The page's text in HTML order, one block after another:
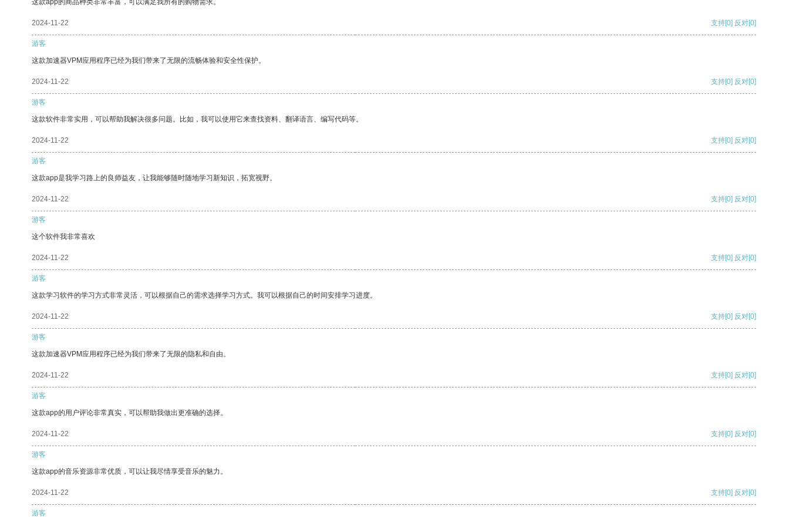
这款app的商品种类非常丰富，可以满足我所有的购物需求。
2024-11-22 支持[0] 反对[0]
游客
这款加速器VPM应用程序已经为我们带来了无限的流畅体验和安全性保护。
2024-11-22 支持[0] 反对[0]
游客
这款软件非常实用，可以帮助我解决很多问题。比如，我可以使用它来查找资料、翻译语言、编写代码等。
2024-11-22 支持[0] 反对[0]
游客
这款app是我学习路上的良师益友，让我能够随时随地学习新知识，拓宽视野。
2024-11-22 支持[0] 反对[0]
游客
这个软件我非常喜欢
2024-11-22 支持[0] 反对[0]
游客
这款学习软件的学习方式非常灵活，可以根据自己的需求选择学习方式。我可以根据自己的时间安排学习进度。
2024-11-22 支持[0] 反对[0]
游客
这款加速器VPM应用程序已经为我们带来了无限的隐私和自由。
2024-11-22 支持[0] 反对[0]
游客
这款app的用户评论非常真实，可以帮助我做出更准确的选择。
2024-11-22 支持[0] 反对[0]
游客
这款app的音乐资源非常优质，可以让我尽情享受音乐的魅力。
2024-11-22 支持[0] 反对[0]
游客